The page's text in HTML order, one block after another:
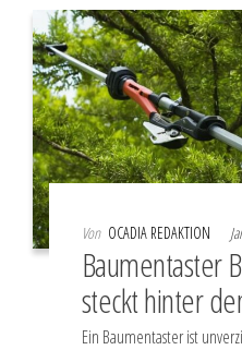
Von OCADIA REDAKTION
Baumentaster
steckt hinter
Ein Baumentaster ist